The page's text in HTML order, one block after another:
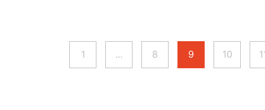
1 ... 8 9 10